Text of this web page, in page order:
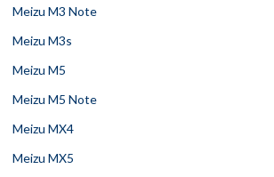
Meizu M3 Note
Meizu M3s
Meizu M5
Meizu M5 Note
Meizu MX4
Meizu MX5